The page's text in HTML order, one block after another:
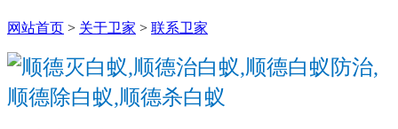
网站首页 > 关于卫家 > 联系卫家